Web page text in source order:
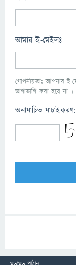
আমার ই-মেইলঃ
গোপনীয়তাঃ আপনার ই-
ভাগাভাগি করা হবে না ।
অনাযাচিত যাচাইকরণ: